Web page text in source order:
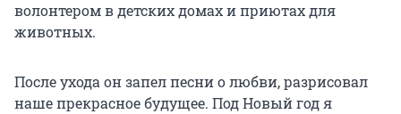
волонтером в детских домах и приютах для
животных.
После ухода он запел песни о любви, разрисовал
наше прекрасное будущее. Под Новый год я